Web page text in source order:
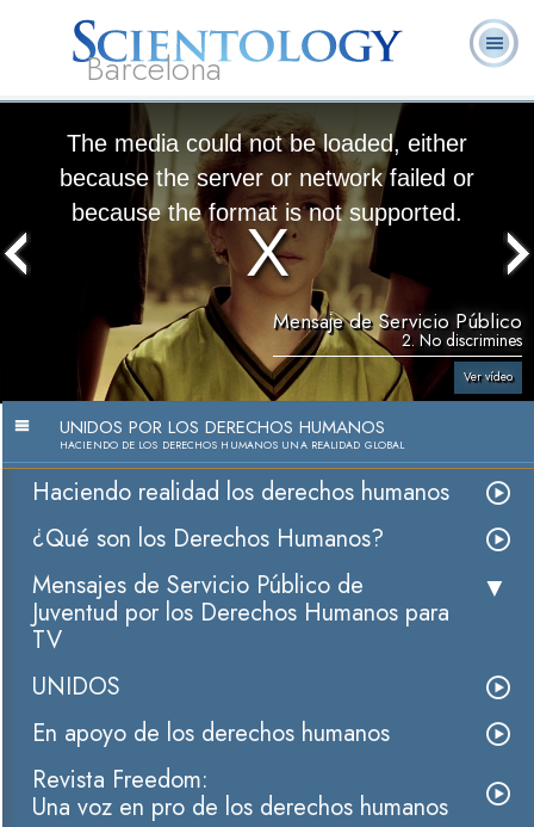
Barcelona
¿Qué es
Scientology?
Voluntarios
Preguntas más
frecuentes
The media could not be loaded, either
because the server or network failed or
because the format is not supported.
Mensaje de Servicio Público
2. No discrimines
Ver vídeo
UNIDOS POR LOS DERECHOS HUMANOS
HACIENDO DE LOS DERECHOS HUMANOS UNA REALIDAD GLOBAL
Haciendo realidad los derechos humanos
¿Qué son los Derechos Humanos?
Mensajes de Servicio Público de
Juventud por los Derechos Humanos para
TV
UNIDOS
En apoyo de los derechos humanos
Revista Freedom:
Una voz en pro de los derechos humanos